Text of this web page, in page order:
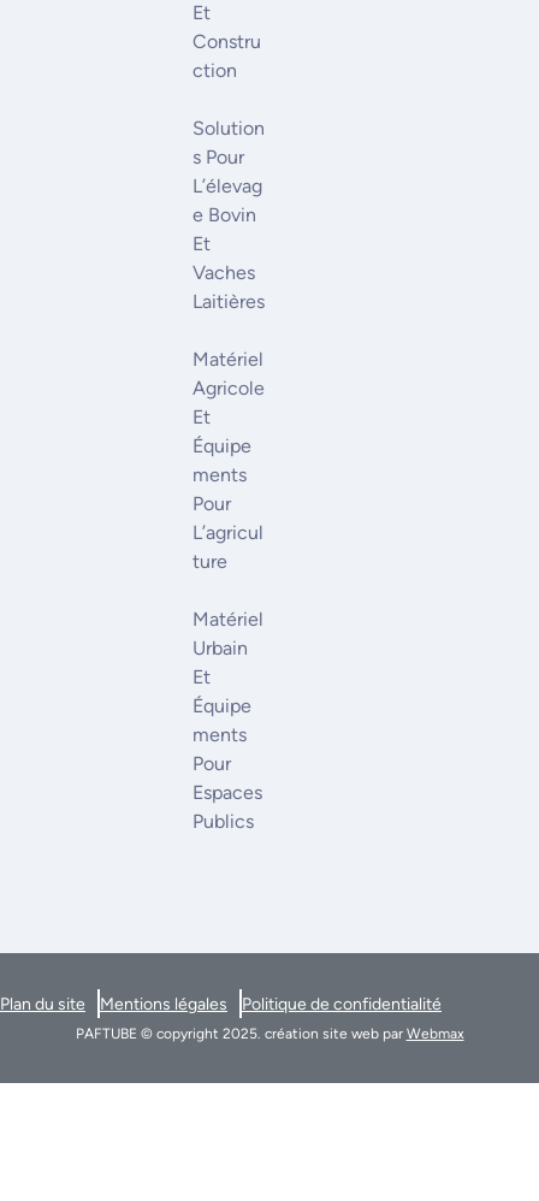
Et
Constru
Ction
Solution
S Pour
L’élevag
E Bovin
Et
Vaches
Laitières
Matériel
Agricole
Et
Équipe
Ments
Pour
L’agricul
Ture
Matériel
Urbain
Et
Équipe
Ments
Pour
Espaces
Publics
PAFTUBE © copyright 2025. création site web par Webmax
Plan du site Mentions légales Politique de confidentialité